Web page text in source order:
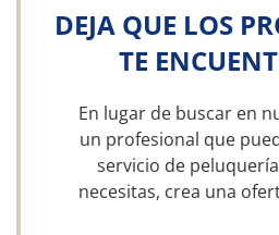
DEJA QUE LOS
TE
En lugar de buscar en
un profesional que
servicio de
necesitas, crea una